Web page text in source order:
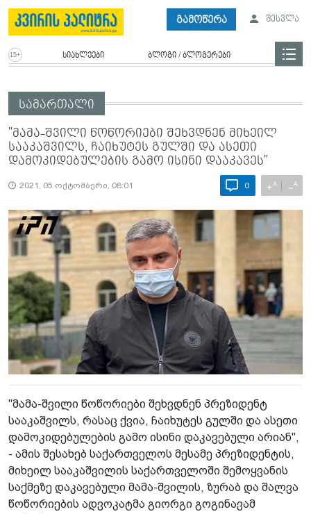
გამოწერა შესვლა
სიახლეები ბლოგი / ბლოგერები
სამართალი
"მამა-შვილი წოწორიები შეხვდნენ მიხეილ
სააკაშვილს, ჩაიხუტეს გულში და ასეთი
დამოკიდებულების გამო ისინი დააკავეს"
2021, 05 ოქტომბერი, 08:01 0 +A −A
"მამა-შვილი წოწორიები შეხვდნენ პრეზიდენტ
სააკაშვილს, რასაც ქვია, ჩაიხუტეს გულში და ასეთი
დამოკიდებულების გამო ისინი დაკავებული არიან",
- ამის შესახებ საქართველოს მესამე პრეზიდენტის,
მიხეილ სააკაშვილის საქართველოში შემოყვანის
საქმეზე დაკავებული მამა-შვილის, ზურაბ და შალვა
წოწორიების ადვოკატმა გიორგი გოგინავამ